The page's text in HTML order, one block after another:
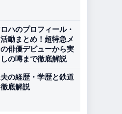
ハのプロフィール・
動まとめ！超特急メ
俳優デビューから実
の噂まで徹底解説
の経歴・学歴と鉄道
底解説